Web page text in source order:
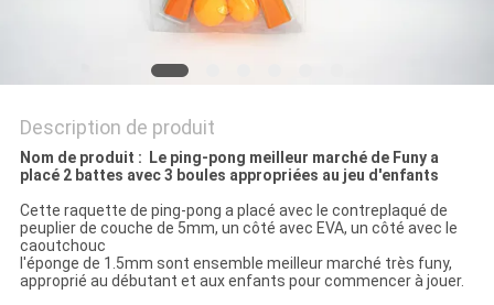
POLICY
Description de produit
Nom de produit : Le ping-pong meilleur marché de Funy a
placé 2 battes avec 3 boules appropriées au jeu d'enfants
Cette raquette de ping-pong a placé avec le contreplaqué de
peuplier de couche de 5mm, un côté avec EVA, un côté avec le
caoutchouc
l'éponge de 1.5mm sont ensemble meilleur marché très funy,
approprié au débutant et aux enfants pour commencer à jouer.